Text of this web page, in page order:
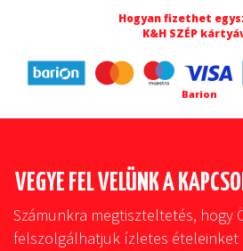
Hogyan fizethet
K&H SZÉP
Barion
VEGYE FEL VELÜNK A
Számunkra megtiszteltetés, hogy
felszolgálhatjuk ízletes ételeinket